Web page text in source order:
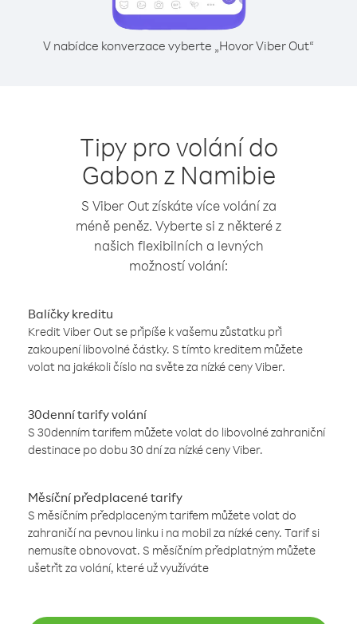
V nabídce konverzace vyberte „Hovor Viber Out“
Tipy pro volání do
Gabon z Namibie
S Viber Out získáte více volání za
méně peněz. Vyberte si z některé z
našich flexibilních a levných
možností volání:
Balíčky kreditu
Kredit Viber Out se připíše k vašemu zůstatku při
zakoupení libovolné částky. S tímto kreditem můžete
volat na jakékoli číslo na světe za nízké ceny Viber.
30denní tarify volání
S 30denním tarifem můžete volat do libovolné zahraniční
destinace po dobu 30 dní za nízké ceny Viber.
Měsíční předplacené tarify
S měsíčním předplaceným tarifem můžete volat do
zahraničí na pevnou linku i na mobil za nízké ceny. Tarif si
nemusíte obnovovat. S měsíčním předplatným můžete
ušetřit za volání, které už využíváte